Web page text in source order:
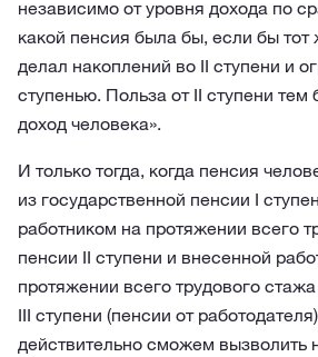
независимо от уровня дохода по
какой пенсия была бы, если бы тот
делал накоплений во II ступени и
ступенью. Польза от II ступени
доход человека».
И только тогда, когда пенсия
из государственной пенсии I
работником на протяжении всего
пенсии II ступени и внесенной
протяжении всего трудового
III ступени (пенсии от
действительно сможем вызволить